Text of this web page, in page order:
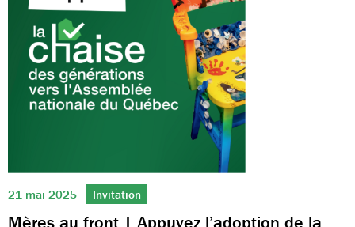
21 mai 2025 Invitation
Mères au front | Appuyez l’adoption de la